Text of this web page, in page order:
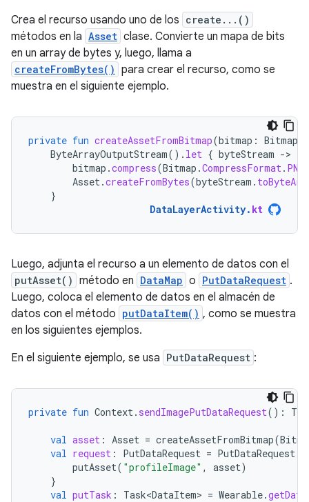
Crea el recurso usando uno de los create...()
métodos en la Asset clase. Convierte un mapa de bits
en un array de bytes y, luego, llama a
createFromBytes() para crear el recurso, como se
muestra en el siguiente ejemplo.
private fun createAssetFromBitmap(bitmap : Bitmap
ByteArrayOutputStream(). let { byteStream -
bitmap .compress(Bitmap .CompressFormat. PNG
Asset.createFromBytes(byteStream .
}
DataLayerActivity. kt
Luego, adjunta el recurso a un elemento de datos con el
putAsset() método en DataMap o PutDataRequest .
Luego, coloca el elemento de datos en el almacén de
datos con el método putDataItem() , como se muestra
en los siguientes ejemplos.
En el siguiente ejemplo, se usa PutDataRequest :
private fun Context. sendImagePutDataRequest():
val asset : Asset = createAssetFromBitmap(
val request : PutDataRequest = PutDataRequest
putAsset( "profileImage" , asset)
}
val putTask : Task<DataItem> = Wearable.